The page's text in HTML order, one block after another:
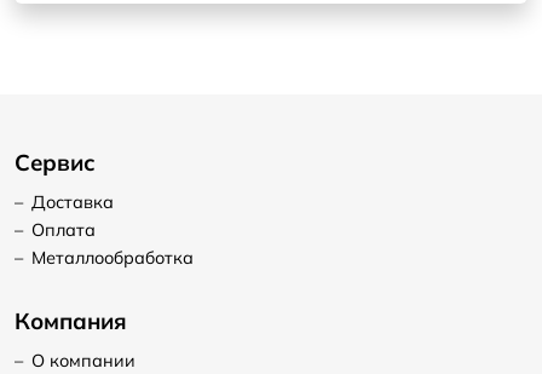
Сервис
– Доставка
– Оплата
– Металлообработка
Компания
– О компании